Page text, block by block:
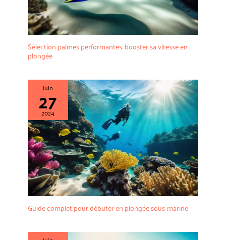
Sélection palmes performantes: booster sa vitesse en
plongée
Juin
27
2024
Guide complet pour débuter en plongée sous-marine